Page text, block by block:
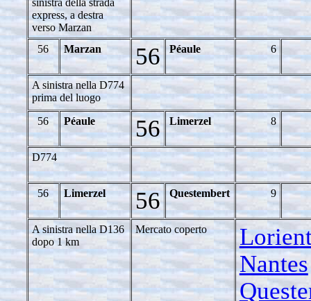
express, a destra
verso Marzan
56 Marzan 56 Péaule 6
A sinistra nella D774
prima del luogo
56
Péaule 56 Limerzel 8
D774
56 Limerzel 56 Questembert 9
A sinistra nella D136
dopo 1 km
Mercato coperto
Nantes